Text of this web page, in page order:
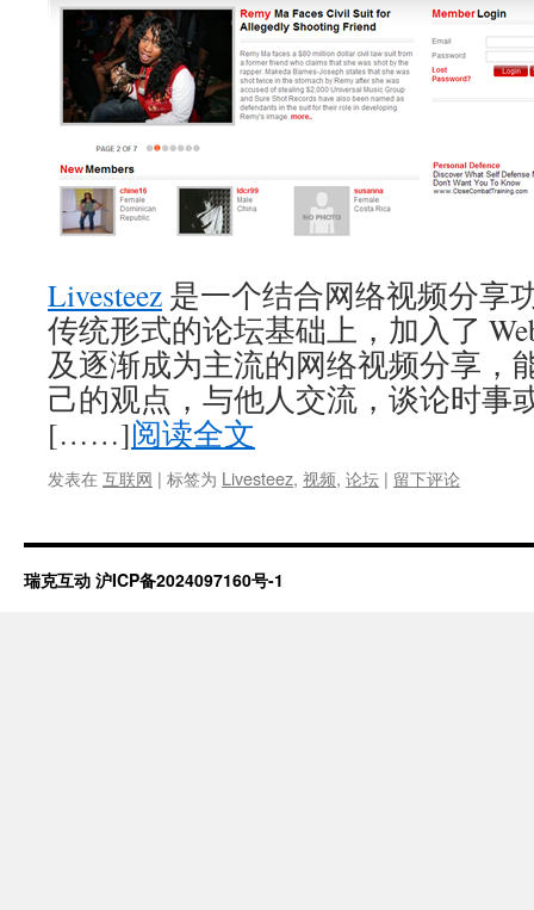
Livesteez 是一个结合网络视频分享
传统形式的论坛基础上，加入了
及逐渐成为主流的网络视频分享，
己的观点，与他人交流，谈论时事
[……]阅读全文
发表在 互联网 | 标签为 Livesteez, 视频, 论坛 | 留下评论
瑞克互动 沪ICP备2024097160号-1